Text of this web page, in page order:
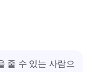
줄 수 있는 사람으